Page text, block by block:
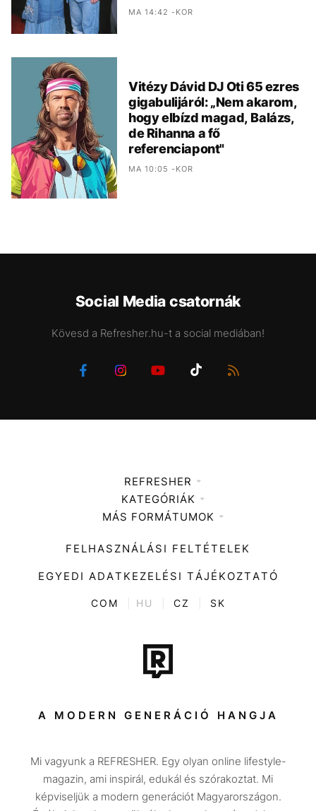
MA 14:42 -KOR
Vitézy Dávid DJ Oti 65 ezres
gigabulijáról: „Nem akarom,
hogy elbízd magad, Balázs,
de Rihanna a fő
referenciapont"
MA 10:05 -KOR
Social Media csatornák
Kövesd a Refresher.hu-t a social mediában!
REFRESHER
Médiaajánlat
KATEGÓRIÁK
Zene
Divat
Kultúra
ENTR
Tech-Tudomány
Sport
Társadalom
Utazás
Életmód
MÁS FORMÁTUMOK
FELHASZNÁLÁSI FELTÉTELEK
EGYEDI ADATKEZELÉSI TÁJÉKOZTATÓ
COM HU CZ SK
A MODERN GENERÁCIÓ HANGJA
Mi vagyunk a REFRESHER. Egy olyan online lifestyle-
magazin, ami inspirál, edukál és szórakoztat. Mi
képviseljük a modern generációt Magyarországon.